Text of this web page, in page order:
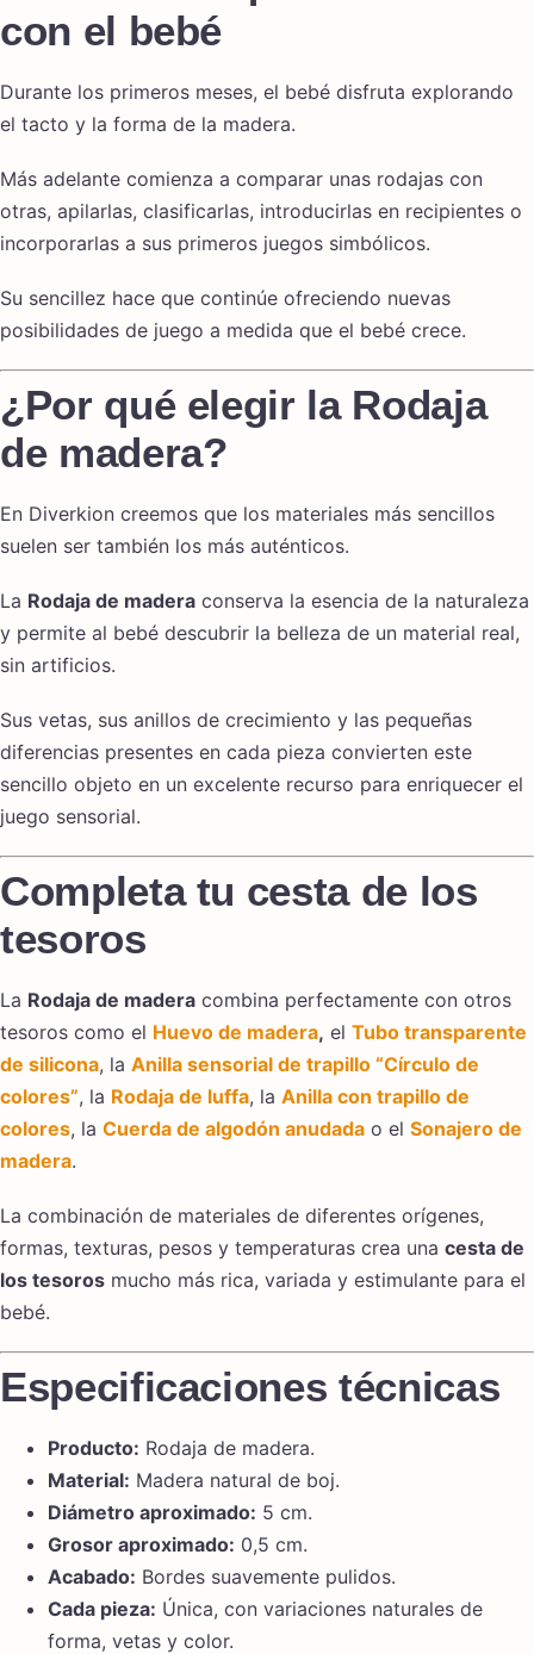
con el bebé
Durante los primeros meses, el bebé disfruta explorando
el tacto y la forma de la madera.
Más adelante comienza a comparar unas rodajas con
otras, apilarlas, clasificarlas, introducirlas en recipientes o
incorporarlas a sus primeros juegos simbólicos.
Su sencillez hace que continúe ofreciendo nuevas
posibilidades de juego a medida que el bebé crece.
¿Por qué elegir la Rodaja
de madera?
En Diverkion creemos que los materiales más sencillos
suelen ser también los más auténticos.
La Rodaja de madera conserva la esencia de la naturaleza
y permite al bebé descubrir la belleza de un material real,
sin artificios.
Sus vetas, sus anillos de crecimiento y las pequeñas
diferencias presentes en cada pieza convierten este
sencillo objeto en un excelente recurso para enriquecer el
juego sensorial.
Completa tu cesta de los
tesoros
La Rodaja de madera combina perfectamente con otros
tesoros como el Huevo de madera, el Tubo transparente
de silicona, la Anilla sensorial de trapillo “Círculo de
colores”, la Rodaja de luffa, la Anilla con trapillo de
colores, la Cuerda de algodón anudada o el Sonajero de
madera.
La combinación de materiales de diferentes orígenes,
formas, texturas, pesos y temperaturas crea una cesta de
los tesoros mucho más rica, variada y estimulante para el
bebé.
Especificaciones técnicas
Producto: Rodaja de madera.
Material: Madera natural de boj.
Diámetro aproximado: 5 cm.
Grosor aproximado: 0,5 cm.
Acabado: Bordes suavemente pulidos.
Cada pieza: Única, con variaciones naturales de
forma, vetas y color.